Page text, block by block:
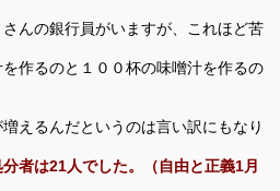
んの銀行員がいますが、これほど苦
作るのと１００杯の味噌汁を作るの
えるんだというのは言い訳にもなり
者は21人でした。（自由と正義1月